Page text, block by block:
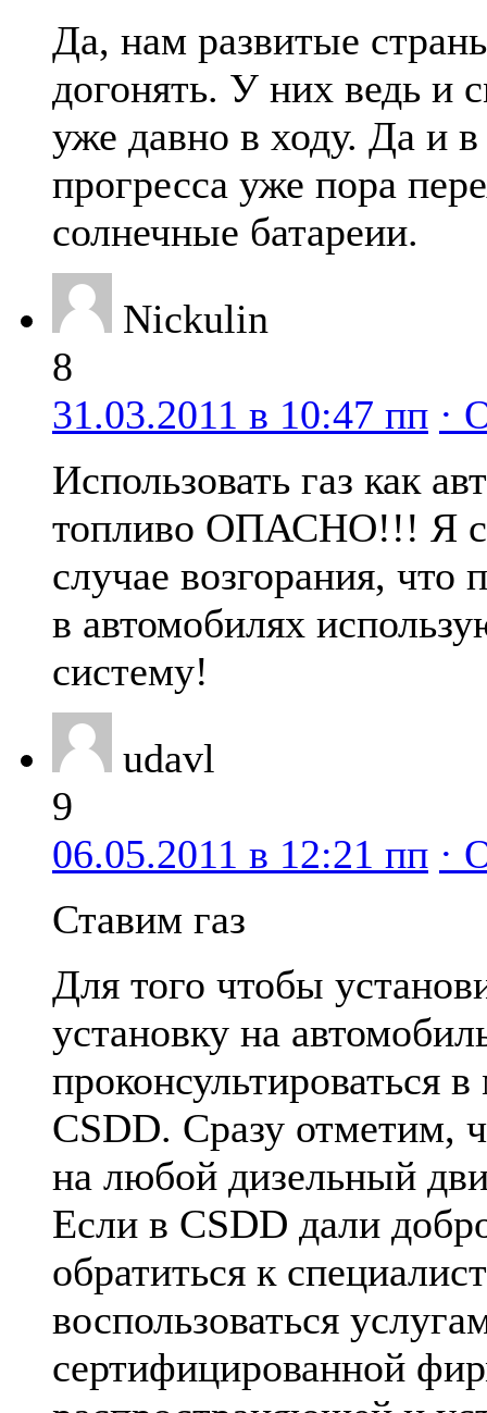
Да, нам развитые
догонять. У них ведь и
уже давно в ходу. Да и в
прогресса уже пора
солнечные батареии.
Nickulin
8
31.03.2011 в 10:47 пп ·
Использовать газ как
топливо ОПАСНО!!! Я
случае возгорания, что
в автомобилях
систему!
udavl
9
06.05.2011 в 12:21 пп ·
Ставим газ
Для того чтобы
установку на
проконсультироваться
CSDD. Сразу отметим,
на любой дизельный
Если в CSDD дали
обратиться к
воспользоваться
сертифицированной